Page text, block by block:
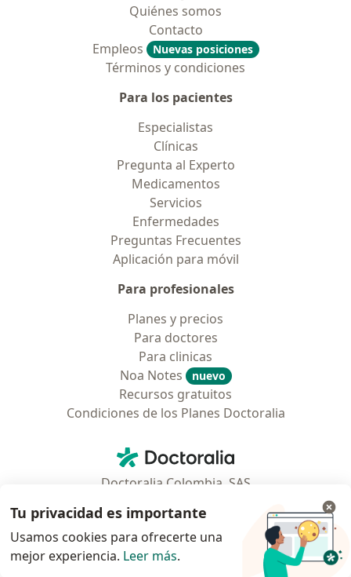
Quiénes somos
Contacto
Empleos
Nuevas posiciones
Términos y condiciones
Para los pacientes
Especialistas
Clínicas
Pregunta al Experto
Medicamentos
Servicios
Enfermedades
Preguntas Frecuentes
Aplicación para móvil
Para profesionales
Planes y precios
Para doctores
Para clinicas
Noa Notes
nuevo
Recursos gratuitos
Condiciones de los Planes Doctoralia
Doctoralia - Página de inicio
Doctoralia Colombia, SAS
Municipio: Bogotá D.C., Colombia
Tu privacidad es importante
Usamos cookies para ofrecerte una
mejor experiencia. Leer más.